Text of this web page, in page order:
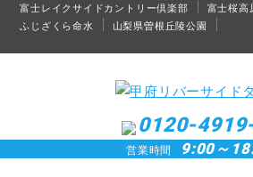
富士レイクサイドカントリー倶楽部
富士桜高
ふじざくら命水
山梨県曽根丘陵公園
0120-
営業時間 9:00～